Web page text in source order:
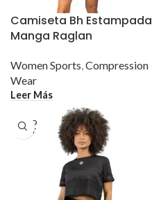
Camiseta Bh Estampada
Manga Raglan
Women Sports,Compression
Wear
Leer Más
SOLD
OUT